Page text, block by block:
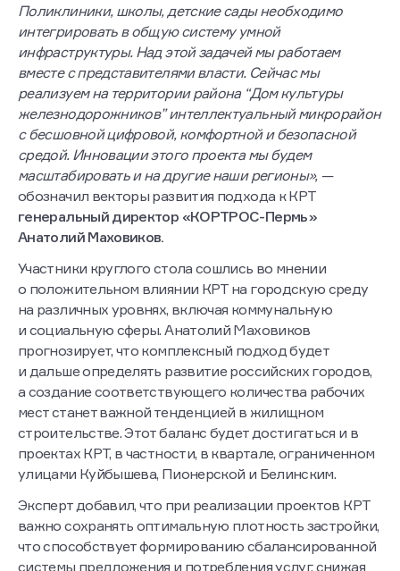
Поликлиники, школы, детские сады необходимо
интегрировать в общую систему умной
инфраструктуры. Над этой задачей мы работаем
вместе с представителями власти. Сейчас мы
реализуем на территории района “Дом культуры
железнодорожников” интеллектуальный микрорайон
с бесшовной цифровой, комфортной и безопасной
средой. Инновации этого проекта мы будем
масштабировать и на другие наши регионы», —
обозначил векторы развития подхода к КРТ
генеральный директор «КОРТРОС-Пермь»
Анатолий Маховиков.
Участники круглого стола сошлись во мнении
о положительном влиянии КРТ на городскую среду
на различных уровнях, включая коммунальную
и социальную сферы. Анатолий Маховиков
прогнозирует, что комплексный подход будет
и дальше определять развитие российских городов,
а создание соответствующего количества рабочих
мест станет важной тенденцией в жилищном
строительстве. Этот баланс будет достигаться и в
проектах КРТ, в частности, в квартале, ограниченном
улицами Куйбышева, Пионерской и Белинским.
Эксперт добавил, что при реализации проектов КРТ
важно сохранять оптимальную плотность застройки,
что способствует формированию сбалансированной
системы предложения и потребления услуг, снижая